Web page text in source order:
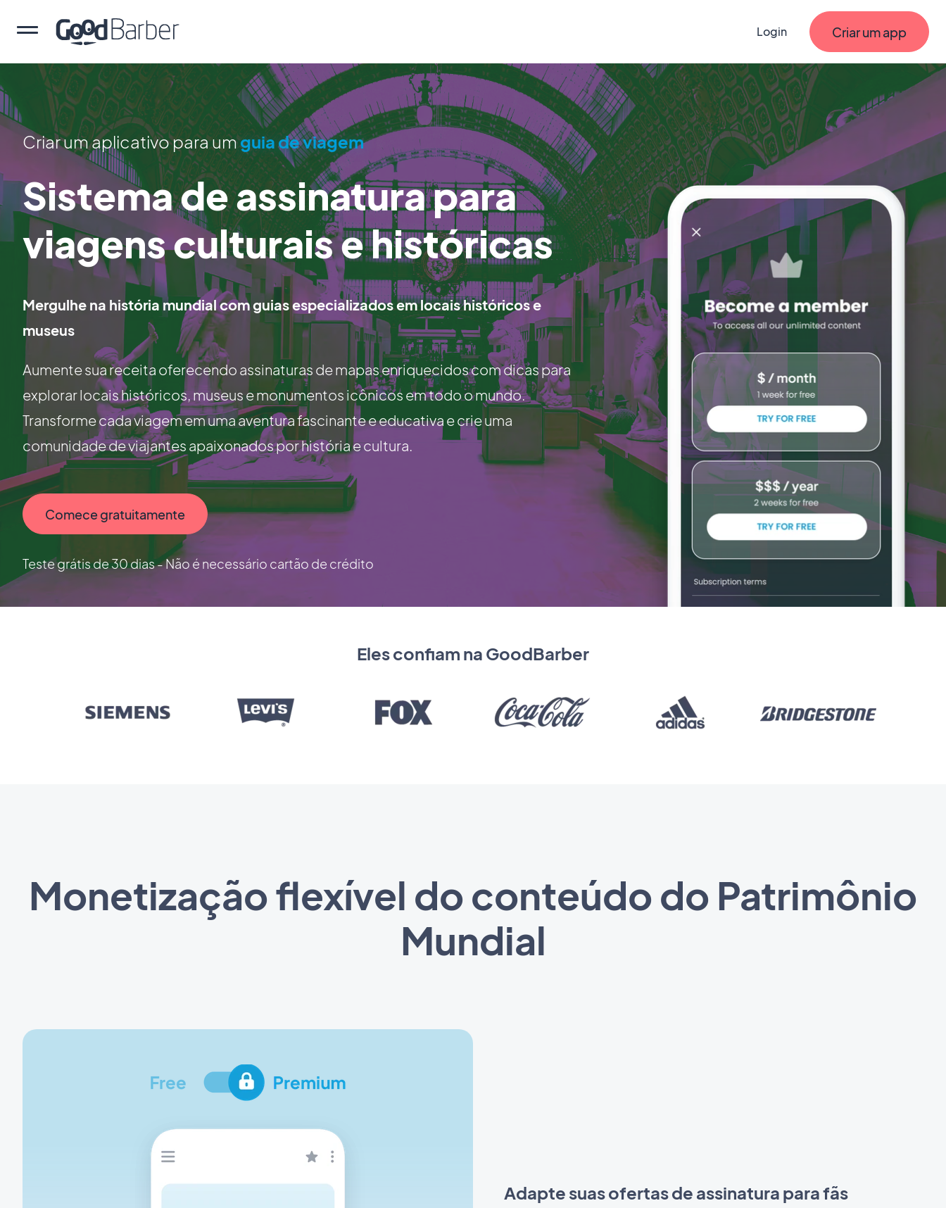
Login Criar um app
Criar um aplicativo para umguia de viagem
Sistema de assinatura para
viagens culturais e históricas
Mergulhe na história mundial com guias especializados em locais históricos e
museus
Aumente sua receita oferecendo assinaturas de mapas enriquecidos com dicas para
explorar locais históricos, museus e monumentos icônicos em todo o mundo.
Transforme cada viagem em uma aventura fascinante e educativa e crie uma
comunidade de viajantes apaixonados por história e cultura.
Comece gratuitamente
Teste grátis de 30 dias - Não é necessário cartão de crédito
Eles confiam na GoodBarber
Monetização flexível do conteúdo do Patrimônio
Mundial
Adapte suas ofertas de assinatura para fãs